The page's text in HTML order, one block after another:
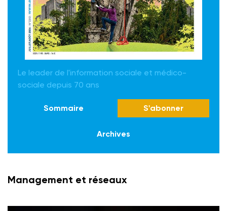
Le leader de l'information sociale et médico-
sociale depuis 70 ans
Sommaire S'abonner
Archives
Management et réseaux